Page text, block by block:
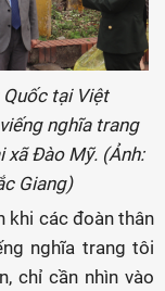
tại Việt
nghĩa trang
xã Đào Mỹ. (Ảnh:
Giang)
khi các đoàn thân
nghĩa trang tôi
chỉ cần nhìn vào